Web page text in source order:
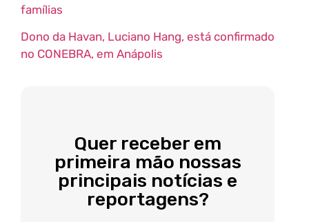
famílias
Dono da Havan, Luciano Hang, está confirmado
no CONEBRA, em Anápolis
Quer receber em
primeira mão nossas
principais notícias e
reportagens?